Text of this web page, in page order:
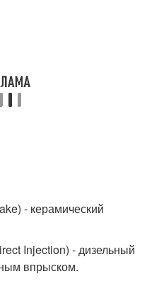
- керамический
Injection) - дизельный
впрыском.